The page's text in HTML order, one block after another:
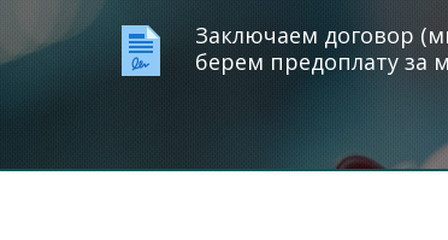
Заключаем договор
берем предоплату за